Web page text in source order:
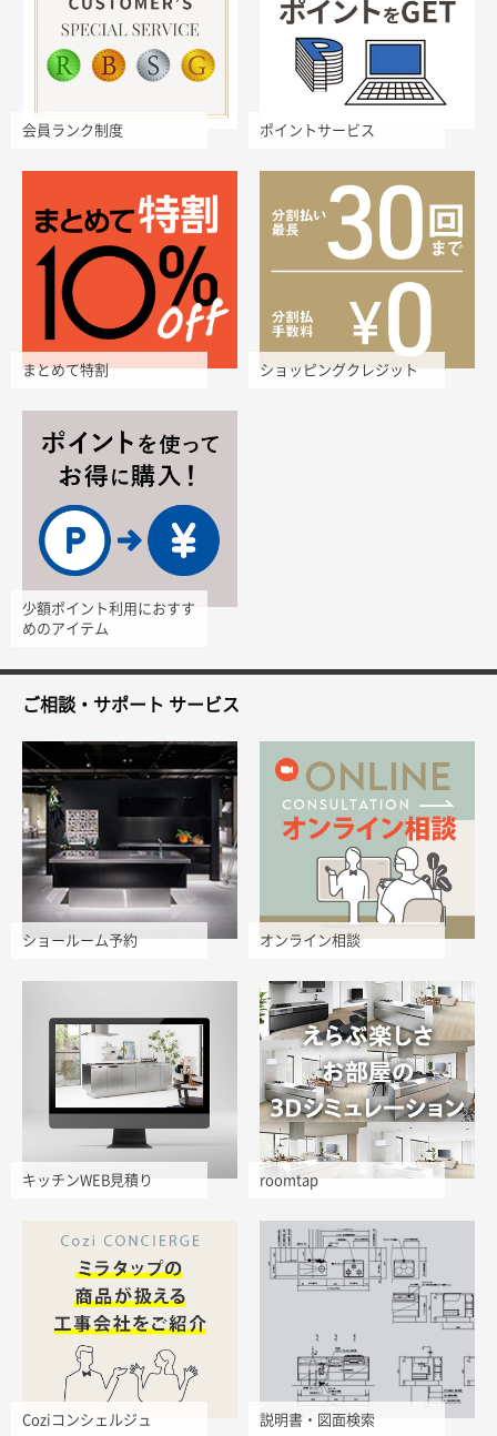
会員ランク制度 ポイントサービス
まとめて特割 ショッピングクレジット
少額ポイント利用におすす
めのアイテム
ご相談・サポート サービス
ショールーム予約 オンライン相談
キッチンWEB見積り roomtap
Coziコンシェルジュ 説明書・図面検索